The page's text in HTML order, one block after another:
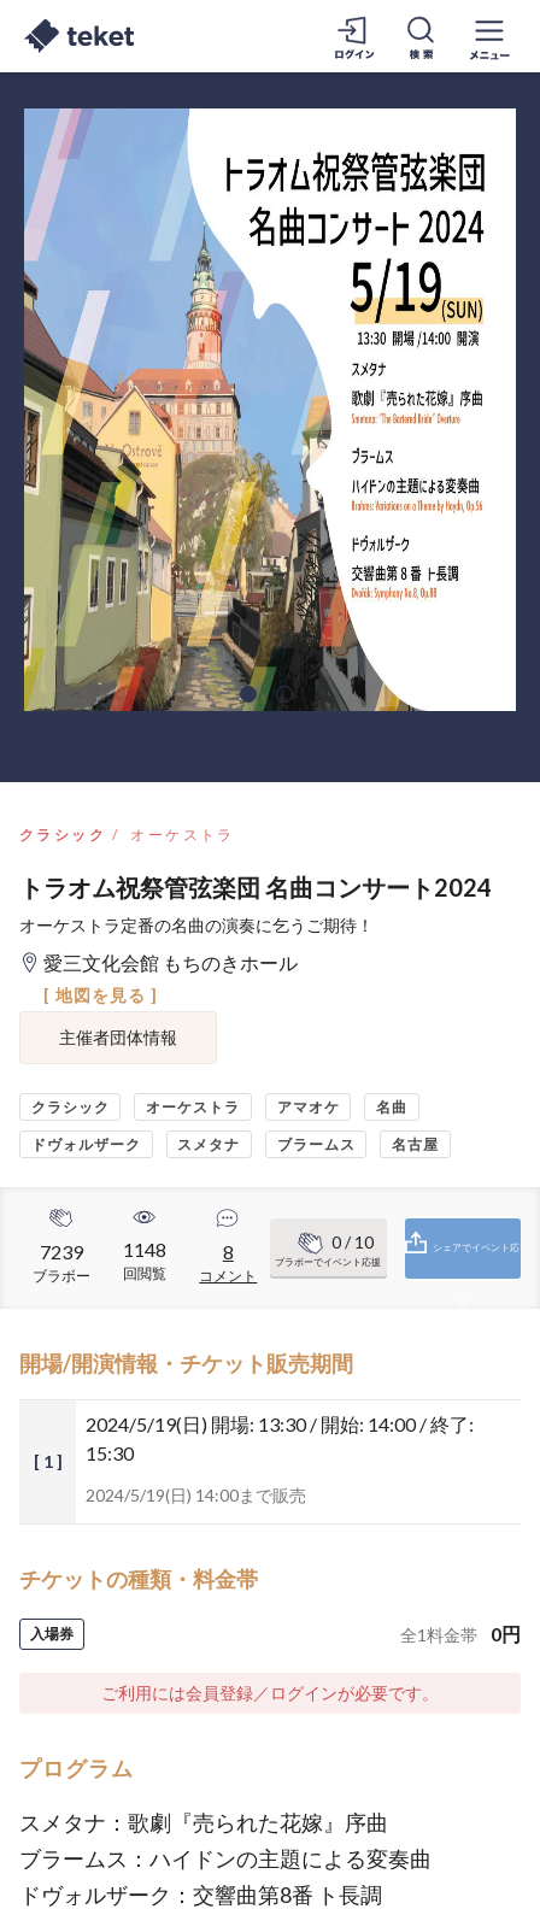
クラシック オーケストラ
トラオム祝祭管弦楽団 名曲コンサート2024
オーケストラ定番の名曲の演奏に乞うご期待！
愛三文化会館 もちのきホール
[ 地図を見る ]
主催者団体情報
クラシック オーケストラ アマオケ 名曲
ドヴォルザーク スメタナ ブラームス 名古屋
7239
ブラボー
1148
回閲覧
8
コメント
0/ 10
ブラボーでイベント応援
シェアでイベント応
開場/開演情報・チケット販売期間
[ 1 ]
2024/5/19(日) 開場: 13:30 / 開始: 14:00 / 終了:
15:30
2024/5/19(日) 14:00まで販売
チケットの種類・料金帯
入場券 全1料金帯 0円
ご利用には会員登録／ログインが必要です。
プログラム
スメタナ：歌劇『売られた花嫁』序曲
ブラームス：ハイドンの主題による変奏曲
ドヴォルザーク：交響曲第8番 ト長調